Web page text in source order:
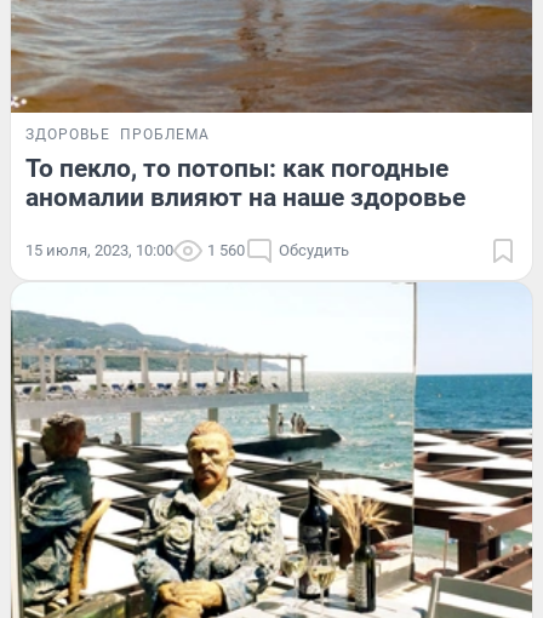
ЗДОРОВЬЕ ПРОБЛЕМА
То пекло, то потопы: как погодные
аномалии влияют на наше здоровье
15 июля, 2023, 10:00 1 560 Обсудить